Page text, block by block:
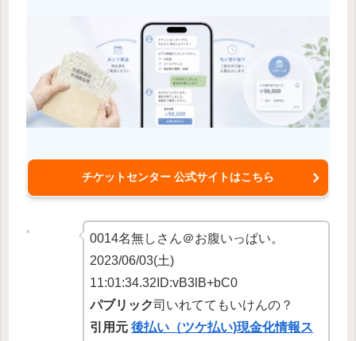
チケットセンター 公式サイトはこちら
0014名無しさん＠お腹いっぱい。
2023/06/03(土)
11:01:34.32ID:vB3lB+bC0
パブリック司いれててもいけんの？
引用元後払い（ツケ払い)現金化情報ス